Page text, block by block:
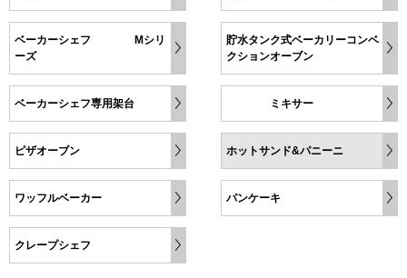
ベーカーシェフ Mシリ
ーズ
貯水タンク式ベーカリーコンベ
クションオーブン
ベーカーシェフ専用架台 ミキサー
ピザオーブン ホットサンド&パニーニ
ワッフルベーカー パンケーキ
クレープシェフ